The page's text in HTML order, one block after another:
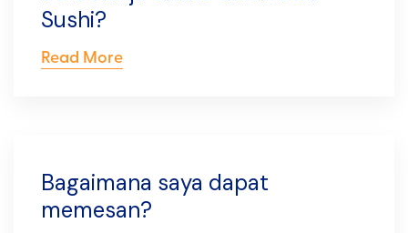
Sushi?
Read More
Bagaimana saya dapat
memesan?